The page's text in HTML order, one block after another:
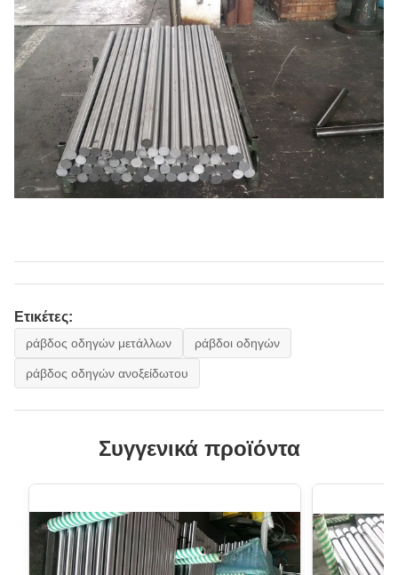
Ετικέτες:
ράβδος οδηγών μετάλλων ράβδοι οδηγών
ράβδος οδηγών ανοξείδωτου
Συγγενικά προϊόντα